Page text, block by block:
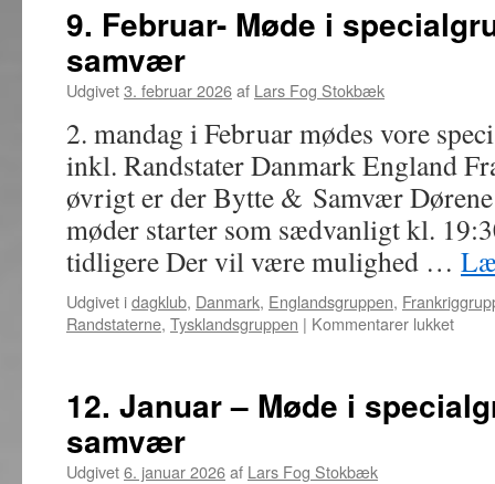
Møde
bytte
samvær
9. Februar- Møde i
samvær
Udgivet3. februar 2026af Lars Fog Stokbæk
2. mandag i Februar mødes vore
inkl. Randstater Danmark England
øvrigt er der Bytte & Samvær
møder starter som sædvanligt kl.
tidligere Der vil være mulighed …
Udgivet idagklub, Danmark, Englandsgruppen,
Randstaterne, Tysklandsgruppen | Kommentarer lukkettil
i
12. Januar – Møde i
samvær
Udgivet6. januar 2026af Lars Fog Stokbæk